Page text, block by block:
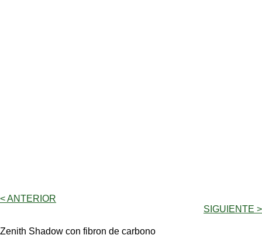
< ANTERIOR
SIGUIENTE >
Zenith Shadow con fibron de carbono